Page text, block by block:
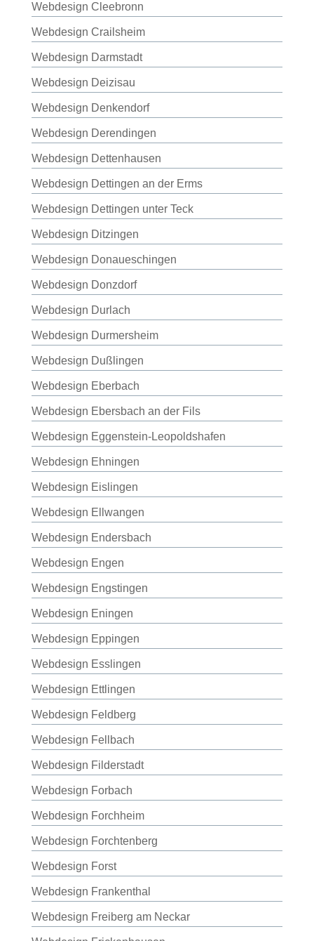
Webdesign Cleebronn
Webdesign Crailsheim
Webdesign Darmstadt
Webdesign Deizisau
Webdesign Denkendorf
Webdesign Derendingen
Webdesign Dettenhausen
Webdesign Dettingen an der Erms
Webdesign Dettingen unter Teck
Webdesign Ditzingen
Webdesign Donaueschingen
Webdesign Donzdorf
Webdesign Durlach
Webdesign Durmersheim
Webdesign Dußlingen
Webdesign Eberbach
Webdesign Ebersbach an der Fils
Webdesign Eggenstein-Leopoldshafen
Webdesign Ehningen
Webdesign Eislingen
Webdesign Ellwangen
Webdesign Endersbach
Webdesign Engen
Webdesign Engstingen
Webdesign Eningen
Webdesign Eppingen
Webdesign Esslingen
Webdesign Ettlingen
Webdesign Feldberg
Webdesign Fellbach
Webdesign Filderstadt
Webdesign Forbach
Webdesign Forchheim
Webdesign Forchtenberg
Webdesign Forst
Webdesign Frankenthal
Webdesign Freiberg am Neckar